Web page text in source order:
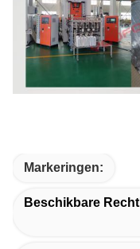
Markeringen:
Beschikbare